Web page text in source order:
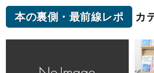
本の裏側・最前線レポ カ